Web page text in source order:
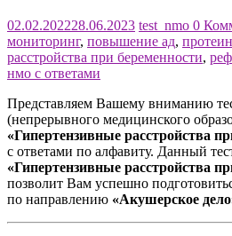
02.02.202228.06.2023 test_nmo 0
мониторинг, повышение ад,
расстройства при беременности,
нмо с ответами
Представляем Вашему вниманию
(непрерывного медицинского
«Гипертензивные расстройства
с ответами по алфавиту. Данный
«Гипертензивные расстройства
позволит Вам успешно
по направлению «Акушерское